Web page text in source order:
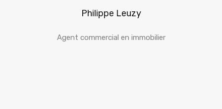
Philippe Leuzy
Agent commercial en immobilier